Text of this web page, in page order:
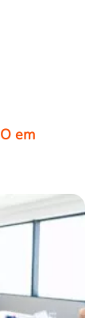
em